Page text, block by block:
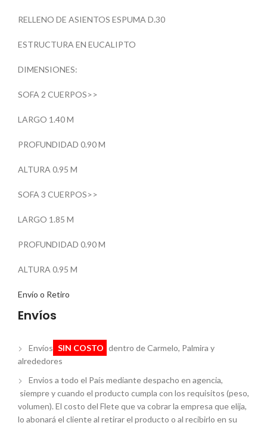
RELLENO DE ASIENTOS ESPUMA D.30
ESTRUCTURA EN EUCALIPTO
DIMENSIONES:
SOFA 2 CUERPOS>>
LARGO 1.40 M
PROFUNDIDAD 0.90 M
ALTURA 0.95 M
SOFA 3 CUERPOS>>
LARGO 1.85 M
PROFUNDIDAD 0.90 M
ALTURA 0.95 M
Envío o Retiro
Envíos
Envíos SIN COSTO dentro de Carmelo, Palmira y
alrededores
Envios a todo el País mediante despacho en agencia,
siempre y cuando el producto cumpla con los requisitos (peso,
volumen). El costo del Flete que va cobrar la empresa que elija,
lo abonará el cliente al retirar el producto o al recibirlo en su